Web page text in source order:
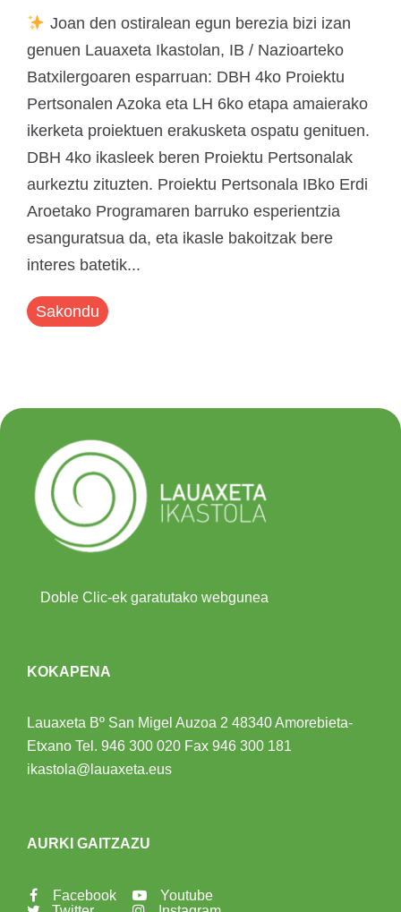
Joan den ostiralean egun berezia bizi izan
genuen Lauaxeta Ikastolan, IB / Nazioarteko
Batxilergoaren esparruan: DBH 4ko Proiektu
Pertsonalen Azoka eta LH 6ko etapa amaierako
ikerketa proiektuen erakusketa ospatu genituen.
DBH 4ko ikasleek beren Proiektu Pertsonalak
aurkeztu zituzten. Proiektu Pertsonala IBko Erdi
Aroetako Programaren barruko esperientzia
esanguratsua da, eta ikasle bakoitzak bere
interes batetik...
Sakondu
Doble Clic-ek garatutako webgunea
KOKAPENA
Lauaxeta Bº San Migel Auzoa 2 48340 Amorebieta-
Etxano Tel. 946 300 020 Fax 946 300 181
ikastola@lauaxeta.eus
AURKI GAITZAZU
Facebook
Youtube